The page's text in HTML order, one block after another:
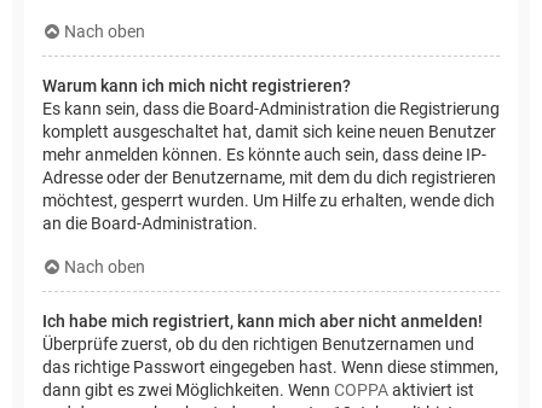
Nach oben
Warum kann ich mich nicht registrieren?
Es kann sein, dass die Board-Administration die Registrierung
komplett ausgeschaltet hat, damit sich keine neuen Benutzer
mehr anmelden können. Es könnte auch sein, dass deine IP-
Adresse oder der Benutzername, mit dem du dich registrieren
möchtest, gesperrt wurden. Um Hilfe zu erhalten, wende dich
an die Board-Administration.
Nach oben
Ich habe mich registriert, kann mich aber nicht anmelden!
Überprüfe zuerst, ob du den richtigen Benutzernamen und
das richtige Passwort eingegeben hast. Wenn diese stimmen,
dann gibt es zwei Möglichkeiten. Wenn COPPAaktiviert ist